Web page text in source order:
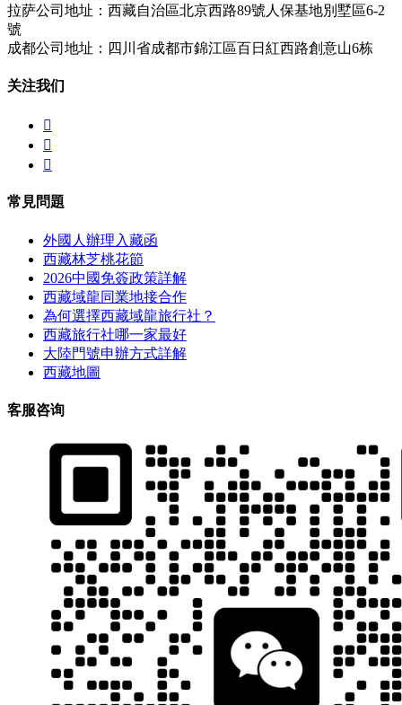
拉萨公司地址：西藏自治區北京西路89號人保基地別墅區6-2
號
成都公司地址：四川省成都市錦江區百日紅西路創意山6栋
关注我们



常見問題
外國人辦理入藏函
西藏林芝桃花節
2026中國免簽政策詳解
西藏域龍同業地接合作
為何選擇西藏域龍旅行社？
西藏旅行社哪一家最好
大陸門號申辦方式詳解
西藏地圖
客服咨询